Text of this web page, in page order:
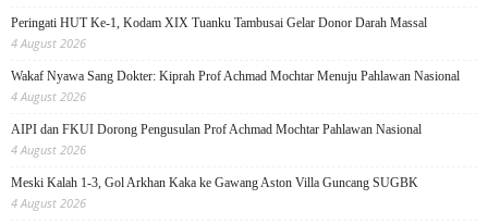
Peringati HUT Ke-1, Kodam XIX Tuanku Tambusai Gelar Donor Darah Massal
4 August 2026
Wakaf Nyawa Sang Dokter: Kiprah Prof Achmad Mochtar Menuju Pahlawan Nasional
4 August 2026
AIPI dan FKUI Dorong Pengusulan Prof Achmad Mochtar Pahlawan Nasional
4 August 2026
Meski Kalah 1-3, Gol Arkhan Kaka ke Gawang Aston Villa Guncang SUGBK
4 August 2026